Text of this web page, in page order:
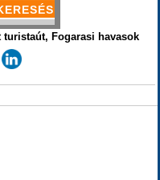
turistaút, Fogarasi havasok